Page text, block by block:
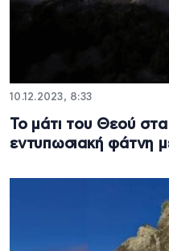
10.12.2023, 8:33
Το μάτι του Θεού
εντυπωσιακή φάτνη